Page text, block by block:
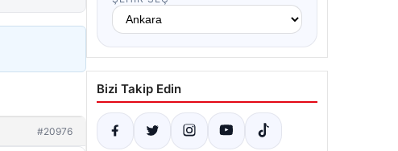
#20976
Bizi Takip Edin